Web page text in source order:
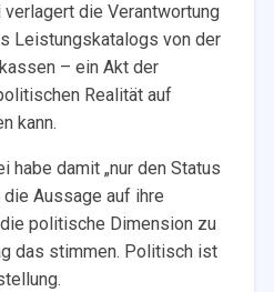
die Verantwortung
Leistungskatalogs von der
– ein Akt der
Realität auf
kann.
habe damit „nur den Status
Aussage auf ihre
politische Dimension zu
das stimmen. Politisch ist